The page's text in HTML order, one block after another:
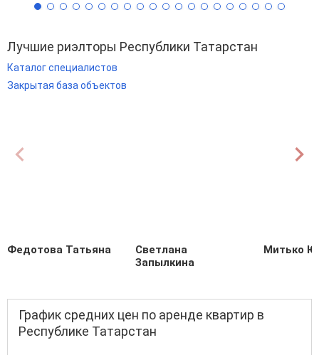
Лучшие риэлторы Республики Татарстан
Каталог специалистов
Закрытая база объектов
Федотова Татьяна
Светлана
Запылкина
Митько
График средних цен по аренде квартир в
Республике Татарстан